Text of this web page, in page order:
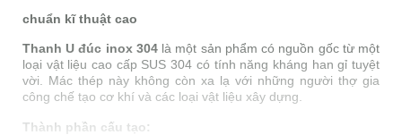
chuẩn kĩ thuật cao
Thanh U đúc inox 304là một sản phẩm có nguồn gốc từ một
loại vật liệu cao cấp SUS 304 có tính năng kháng han gỉ tuyệt
vời. Mác thép này không còn xa lạ với những người thợ gia
công chế tạo cơ khí và các loại vật liệu xây dựng.
Thành phần cấu tạo: